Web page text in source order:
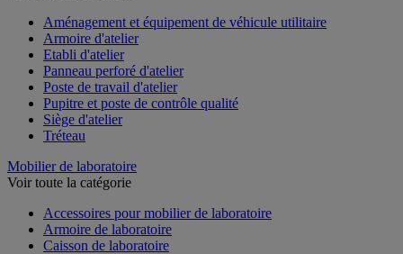
Aménagement et équipement de véhicule utilitaire
Armoire d'atelier
Etabli d'atelier
Panneau perforé d'atelier
Poste de travail d'atelier
Pupitre et poste de contrôle qualité
Siège d'atelier
Tréteau
Mobilier de laboratoire
Voir toute la catégorie
Accessoires pour mobilier de laboratoire
Armoire de laboratoire
Caisson de laboratoire